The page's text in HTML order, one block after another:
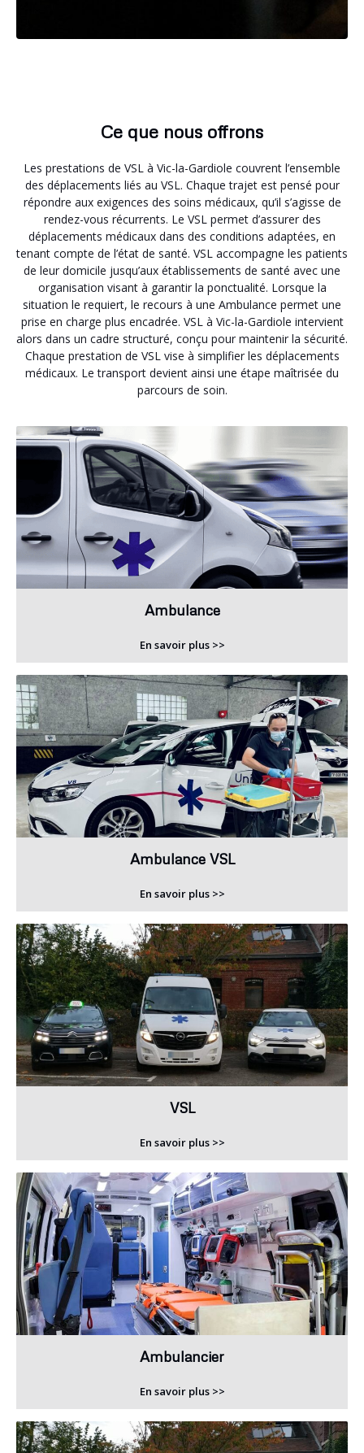
Ce que nous offrons
Les prestations de VSL à Vic-la-Gardiole couvrent l’ensemble
des déplacements liés au VSL. Chaque trajet est pensé pour
répondre aux exigences des soins médicaux, qu’il s’agisse de
rendez-vous récurrents. Le VSL permet d’assurer des
déplacements médicaux dans des conditions adaptées, en
tenant compte de l’état de santé. VSL accompagne les patients
de leur domicile jusqu’aux établissements de santé avec une
organisation visant à garantir la ponctualité. Lorsque la
situation le requiert, le recours à une Ambulance permet une
prise en charge plus encadrée. VSL à Vic-la-Gardiole intervient
alors dans un cadre structuré, conçu pour maintenir la sécurité.
Chaque prestation de VSL vise à simplifier les déplacements
médicaux. Le transport devient ainsi une étape maîtrisée du
parcours de soin.
Ambulance
En savoir plus >>
Ambulance VSL
En savoir plus >>
VSL
En savoir plus >>
Ambulancier
En savoir plus >>